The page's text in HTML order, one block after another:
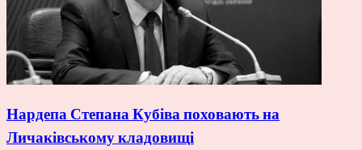
Нардепа Степана Кубіва поховають на
Личаківському кладовищі